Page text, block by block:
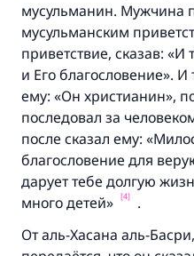
мусульманин. Мужчина
мусульманским
приветствие, сказав: «И
и Его благословение». И
ему: «Он христианин»,
последовал за
после сказал ему:
благословение для
дарует тебе долгую
много детей»
[4]
.
От аль-Хасана аль-
Помогите нам
Посланник
«Указавшему на
же награда как и